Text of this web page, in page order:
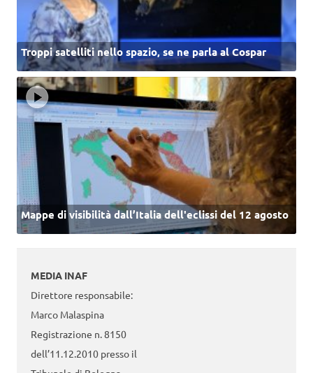
Troppi satelliti nello spazio, se ne parla al Cospar
Mappe di visibilità dall’Italia dell'eclissi del 12 agosto
MEDIA INAF
Direttore responsabile:
Marco Malaspina
Registrazione n. 8150
dell’11.12.2010 presso il